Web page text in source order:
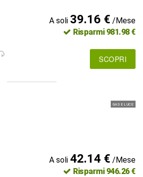
A soli 39.16 €/Mese
Risparmi 981.98 €
SCOPRI
GAS E LUCE
A soli 42.14 €/Mese
Risparmi 946.26 €